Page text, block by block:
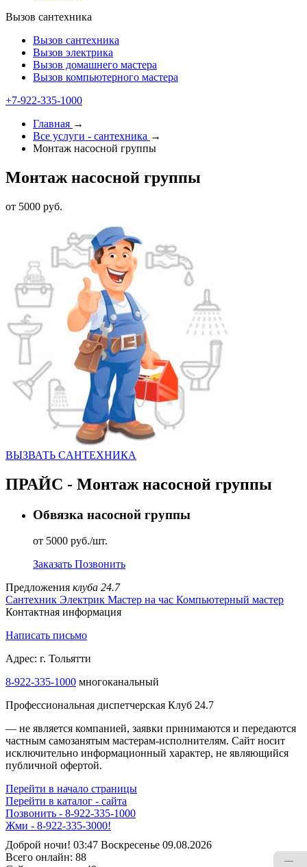
Вызов сантехника
Вызов сантехника
Вызов электрика
Вызов домашнего мастера
Вызов компьютерного мастера
+7-922-335-1000
Главная →
Все услуги - cантехника →
Монтаж насосной группы
Монтаж насосной группы
от 5000 руб.
ВЫЗВАТЬ CАНТЕХНИКА
ПРАЙС - Монтаж насосной группы
Обвязка насосной группы
от 5000 руб./шт.
Заказать Позвонить
Предложения клуба 24.7
Сантехник Электрик Мастер на час Компьютерный мастер
Контактная информация
Написать письмо
Адрес: г. Тольятти
8-922-335-1000 многоканальный
Профессиональная диспетчерская Клуб 24.7
— не является компанией, заявки принимаются и передаются
частным самозанятым мастерам‑исполнителям. Сайт носит
исключительно информационный характер, не являющийся
публичной офертой.
Перейти в начало страницы
Перейти в каталог - сайта
Позвонить - 8-922-335-1000
Жми - 8-922-335-3000!
Доброй ночи! 03:47 Воскресенье 09.08.2026
Всего онлайн: 88
—